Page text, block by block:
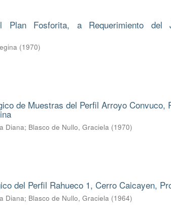
Plan Fosforita, a Requerimiento
(1970)
de Muestras del Perfil Arroyo Convuco,
Diana; Blasco de Nullo, Graciela (1970)
del Perfil Rahueco 1, Cerro Caicayen,
Diana; Blasco de Nullo, Graciela (1964)